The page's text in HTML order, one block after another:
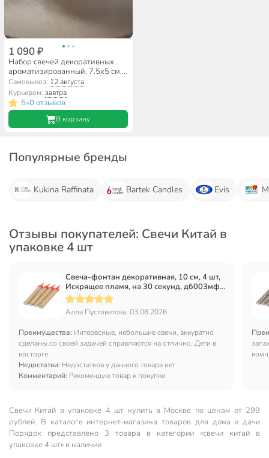
1 090 ₽
Набор свечей декоративных
ароматизированный, 7.5х5 см, в
стакане, 4 шт, с сухоцветами,
A330094
Самовывоз: 12 августа
Курьером:завтра
5•0 отзывов
В корзину
Популярные бренды
Kukina Raffinata Bartek Candles Evis
Отзывы покупателей: Свечи Китай в
упаковке 4 шт
Свеча-фонтан декоративная, 10 см, 4 шт,
Искрящее пламя, на 30 секунд, дб003мф/
ТС-1030
Алла Пустоветова, 03.08.2026
Преимущества: Интересные, небольшие свечи, аккуратно
сделаны.со своей задачей справляются на отлично. Дети в
восторге
Недостатки: Недостатков у данного товара нет
Комментарий: Рекомендую товар к покупке
Свечи Китай в упаковке 4 шт купить в Москве по ценам от 299
рублей. В каталоге интернет-магазина товаров для дома и дачи
Порядок представлено 3 товара в категории «свечи китай в
упаковке 4 шт» в наличии